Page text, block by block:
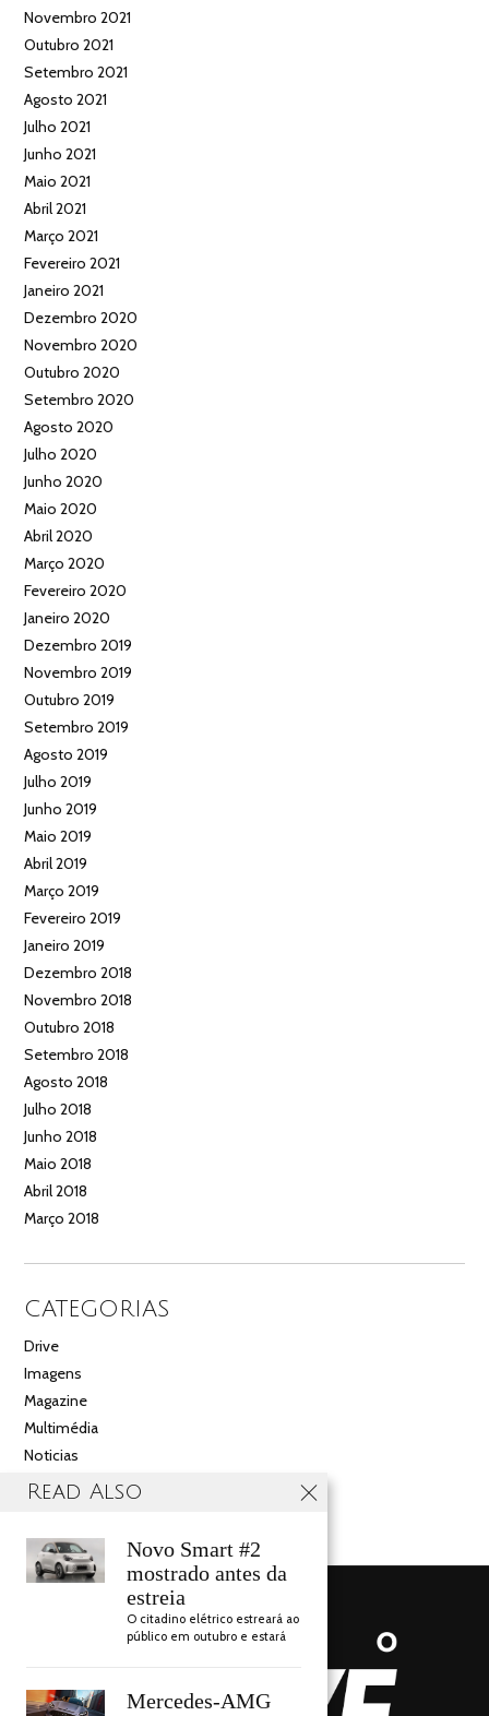
Novembro 2021
Outubro 2021
Setembro 2021
Agosto 2021
Julho 2021
Junho 2021
Maio 2021
Abril 2021
Março 2021
Fevereiro 2021
Janeiro 2021
Dezembro 2020
Novembro 2020
Outubro 2020
Setembro 2020
Agosto 2020
Julho 2020
Junho 2020
Maio 2020
Abril 2020
Março 2020
Fevereiro 2020
Janeiro 2020
Dezembro 2019
Novembro 2019
Outubro 2019
Setembro 2019
Agosto 2019
Julho 2019
Junho 2019
Maio 2019
Abril 2019
Março 2019
Fevereiro 2019
Janeiro 2019
Dezembro 2018
Novembro 2018
Outubro 2018
Setembro 2018
Agosto 2018
Julho 2018
Junho 2018
Maio 2018
Abril 2018
Março 2018
CATEGORIAS
Drive
Imagens
Magazine
Multimédia
Noticias
Salão
Read Also
Novo Smart #2
mostrado antes da
estreia
O citadino elétrico estreará ao
público em outubro e estará
Mercedes-AMG